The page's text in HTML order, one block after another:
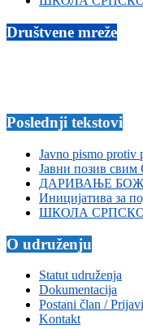
Društvene mreže
Poslednji tekstovi
Javno pismo protiv
Јавни позив
ДАРИВАЊЕ
Иницијатива за
ШКОЛА
O udruženju
Statut udruženja
Dokumentacija
Postani član /
Kontakt